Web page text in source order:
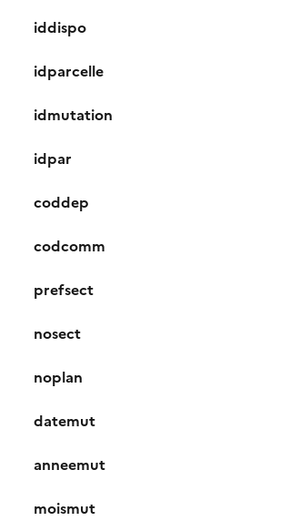
iddispo
idparcelle
idmutation
idpar
coddep
codcomm
prefsect
nosect
noplan
datemut
anneemut
moismut